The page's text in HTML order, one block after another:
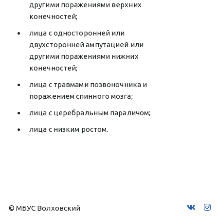
другими поражениями верхних
конечностей;
лица с односторонней или
двухсторонней ампутацией или
другими поражениями нижних
конечностей;
лица с травмами позвоночника и
поражением спинного мозга;
лица с церебральным параличом;
лица с низким ростом.
© МБУС Волховский